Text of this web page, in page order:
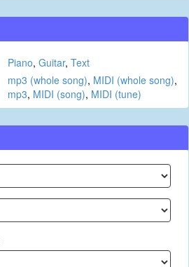
Piano, Guitar, Text
mp3 (whole song), MIDI (whole song),
mp3, MIDI (song), MIDI (tune)